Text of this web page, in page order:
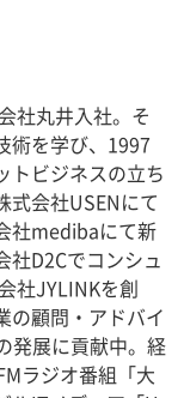
社丸井入社。そ
術を学び、1997
トビジネスの立ち
式会社USENにて
社medibaにて新
社D2Cでコンシュ
社JYLINKを創
の顧問・アドバイ
発展に貢献中。経
ラジオ番組「大